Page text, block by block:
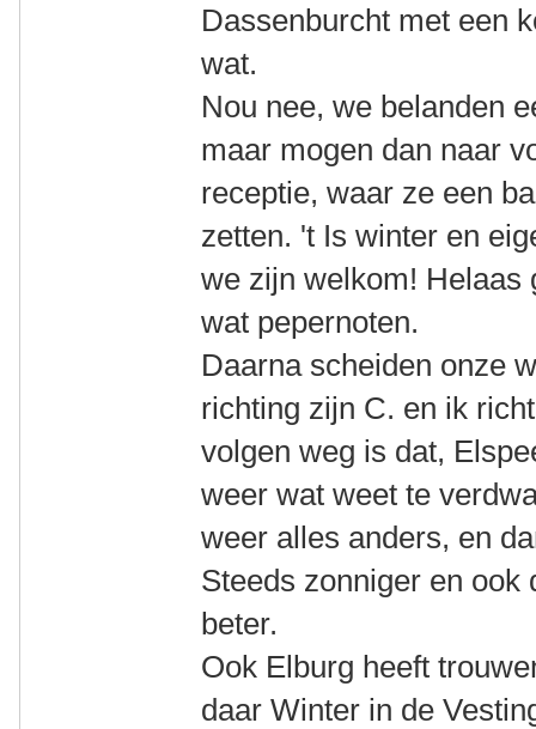
Dassenburcht met een
wat.
Nou nee, we belanden
maar mogen dan naar
receptie, waar ze een
zetten. 't Is winter en
we zijn welkom! Helaas
wat pepernoten.
Daarna scheiden onze
richting zijn C. en ik
volgen weg is dat,
weer wat weet te
weer alles anders, en
Steeds zonniger en ook
beter.
Ook Elburg heeft
daar Winter in de